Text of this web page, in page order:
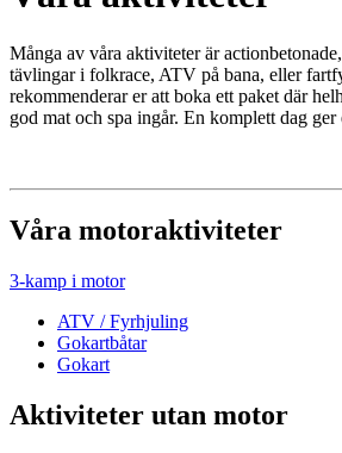
Många av våra aktiviteter är
tävlingar i folkrace, ATV på bana, eller
rekommenderar er att boka ett paket där
god mat och spa ingår. En komplett dag
Våra motoraktiviteter
3-kamp i motor
ATV / Fyrhjuling
Gokartbåtar
Gokart
Aktiviteter utan motor